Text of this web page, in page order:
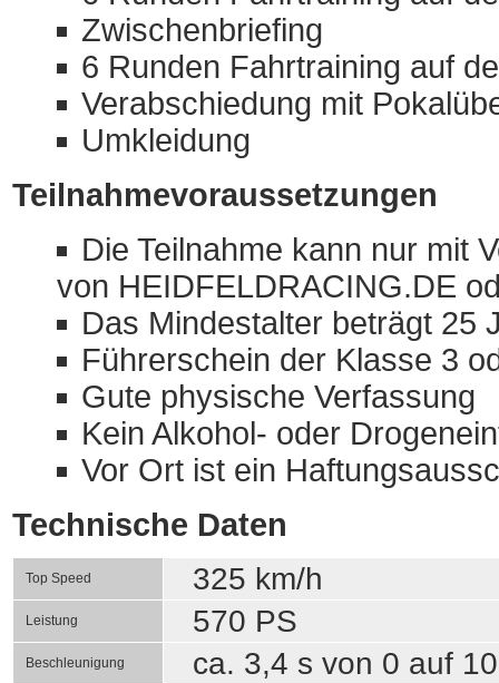
Zwischenbriefing
6 Runden Fahrtraining auf
Verabschiedung mit
Umkleidung
Teilnahmevoraussetzungen
Die Teilnahme kann nur mit
von HEIDFELDRACING.DE
Das Mindestalter beträgt 25
Führerschein der Klasse 3
Gute physische Verfassung
Kein Alkohol- oder
Vor Ort ist ein
Technische Daten
Top Speed 325 km/h
Leistung 570 PS
Beschleunigung ca. 3,4 s von 0 auf